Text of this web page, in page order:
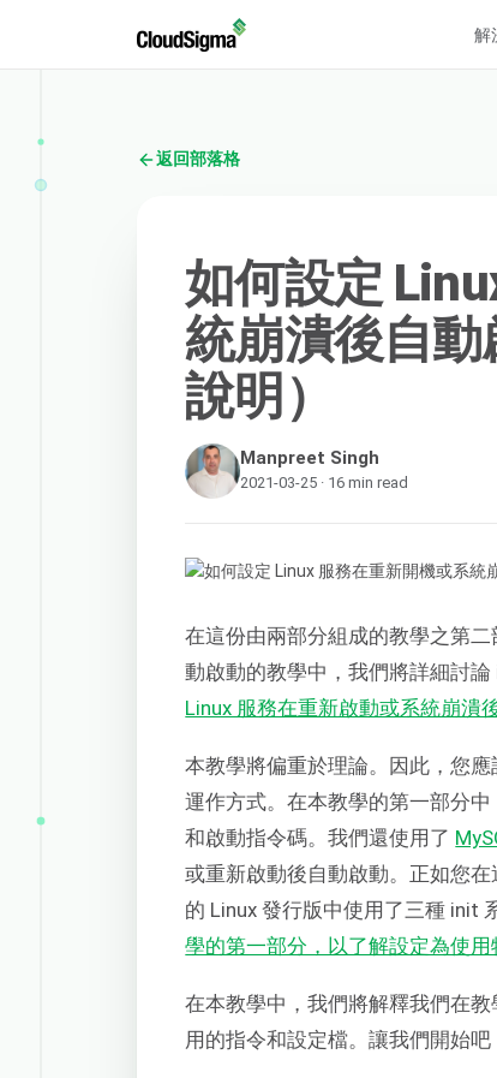
解
返回部落格
如何設定
統崩潰後自
說明）
Manpreet Singh
2021-03-25 · 16 min read
在這份由兩部分組成的教學之第
動啟動的教學中，我們將詳細討
Linux 服務在重新啟動或系統崩潰
本教學將偏重於理論。因此，您
運作方式。在本教學的第一部分
和啟動指令碼。我們還使用了
或重新啟動後自動啟動。正如您
的 Linux 發行版中使用了三種 init
學的第一部分，以了解設定為使
在本教學中，我們將解釋我們在
用的指令和設定檔。讓我們開始吧